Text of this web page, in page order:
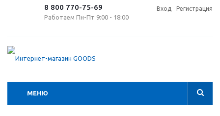
8 800 770-75-69
Работаем Пн-Пт 9:00 - 18:00
Вход Регистрация
МЕНЮ